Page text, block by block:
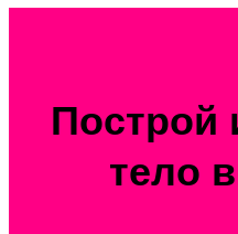
Построй
тело